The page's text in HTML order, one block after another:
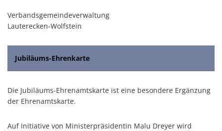
Verbandsgemeindeverwaltung
Lauterecken-Wolfstein
Jubiläums-Ehrenkarte
Die Jubiläums-Ehrenamtskarte ist eine besondere Ergänzung
der Ehrenamtskarte.
Auf Initiative von Ministerpräsidentin Malu Dreyer wird